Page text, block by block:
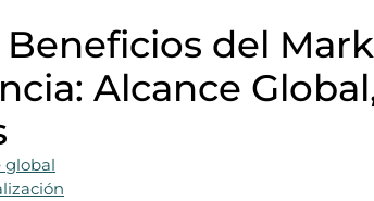
Beneficios del
Alcance
global